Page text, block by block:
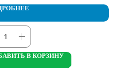
В КОРЗИНУ